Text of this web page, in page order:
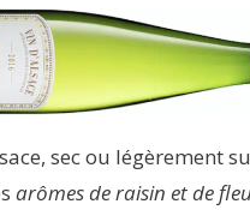
sec ou légèrement
arômes de raisin et de